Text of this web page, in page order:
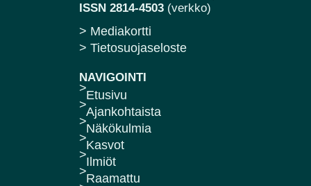
ISSN 2814-4503 (verkko)
> Mediakortti
> Tietosuojaseloste
NAVIGOINTI
Etusivu
Ajankohtaista
Näkökulmia
Kasvot
Ilmiöt
Raamattu